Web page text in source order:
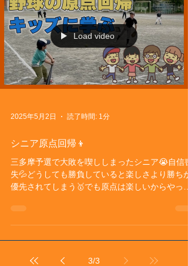
Load video
2025年5月2日 読了時間: 1分
シニア原点回帰👦
三多摩予選で大敗を喫ししまったシニア😭自信喪
失💦どうしても勝負していると楽しさより勝ちが
優先されてしまう🥇でも原点は楽しいからやって
ア原点回帰👦
3/3